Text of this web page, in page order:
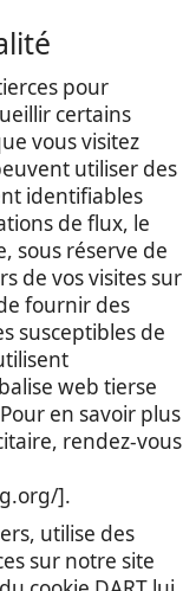
pour
certains
vous visitez
utiliser des
identifiables
de flux, le
sous réserve de
de vos visites sur
fournir des
susceptibles de
web tierse
en savoir plus
rendez-vous
].
utilise des
sur notre site